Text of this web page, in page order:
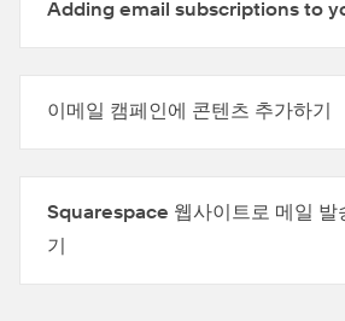
Adding email subscriptions to
이메일 캠페인에 콘텐츠 추가하기
Squarespace 웹사이트로 메일 발
기